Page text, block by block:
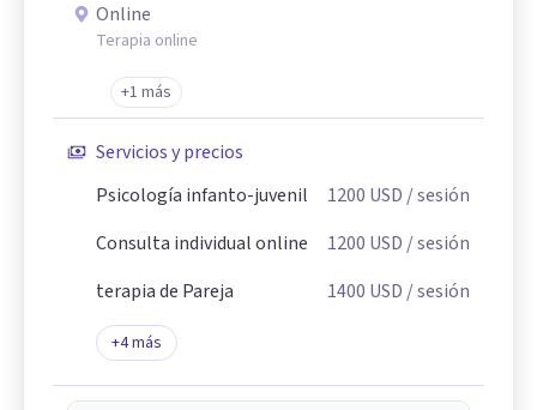
Online
Terapia online
+1 más
Servicios y precios
Psicología infanto-juvenil
1200 USD / sesión
Consulta individual online
1200 USD / sesión
terapia de Pareja
1400 USD / sesión
+4más